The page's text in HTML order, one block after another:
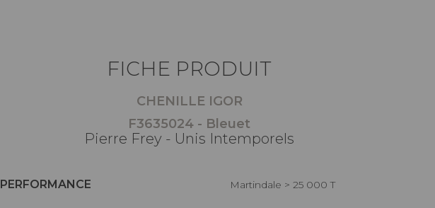
FICHE PRODUIT
CHENILLE IGOR
F3635024 - Bleuet
Pierre Frey - Unis Intemporels
PERFORMANCE Martindale > 25 000 T